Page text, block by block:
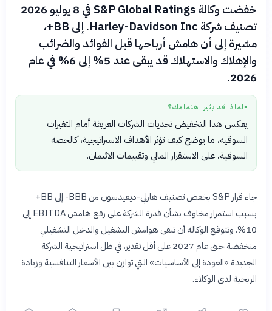
خفضت وكالة S&P Global Ratings في 8 يوليو 2026
تصنيف شركة Harley-Davidson Inc. إلى BB+،
مشيرة إلى أن هامش أرباحها قبل الفوائد والضرائب
والإهلاك والاستهلاك قد يبقى عند 5% إلى 6% في عام
2026.
● لماذا قد يثير اهتمامك؟
يعكس هذا التخفيض تحديات الشركات العريقة أمام التغيرات
السوقية، ما يوضح كيف تؤثر الأهداف الاستراتيجية، كالحصة
السوقية، على الاستقرار المالي وتقييمات الائتمان.
جاء قرار S&P بخفض تصنيف هارلي-ديفيدسون من BBB- إلى BB+
بسبب استمرار مخاوف بشأن قدرة الشركة على رفع هامش EBITDA إلى
10%. وتتوقع الوكالة أن تبقى هوامش التشغيل والدخل التشغيلي
منخفضة حتى عام 2027 على أقل تقدير، في ظل استراتيجية الشركة
الجديدة «العودة إلى الأساسيات» التي توازن بين الأسعار التنافسية وزيادة
الربحية لدى الوكلاء.